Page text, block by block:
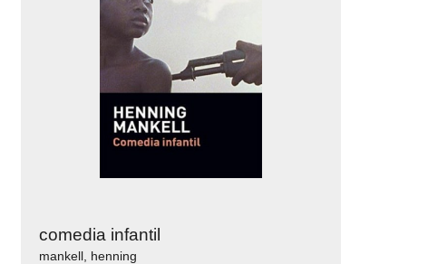
comedia infantil
mankell, henning